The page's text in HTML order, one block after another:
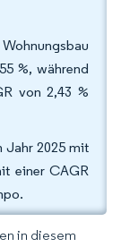
%, während
von 2,43 %
Jahr 2025 mit
einer CAGR
in diesem